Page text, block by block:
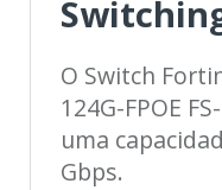
O Switch
124G-FPOE
uma
Gbps.